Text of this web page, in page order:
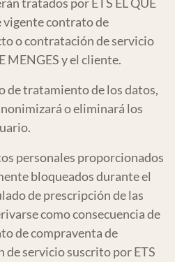
vigente contrato de
o contratación de servicio
MENGES y el cliente.
de tratamiento de los datos,
o eliminará los
personales proporcionados
bloqueados durante el
de prescripción de las
como consecuencia de
de compraventa de
servicio suscrito por ETS